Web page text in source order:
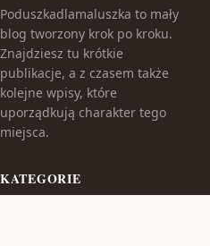
Poduszkadlamaluszka to mały
blog tworzony krok po kroku.
Znajdziesz tu krótkie
publikacje, a z czasem także
kolejne wpisy, które
uporządkują charakter tego
miejsca.
KATEGORIE